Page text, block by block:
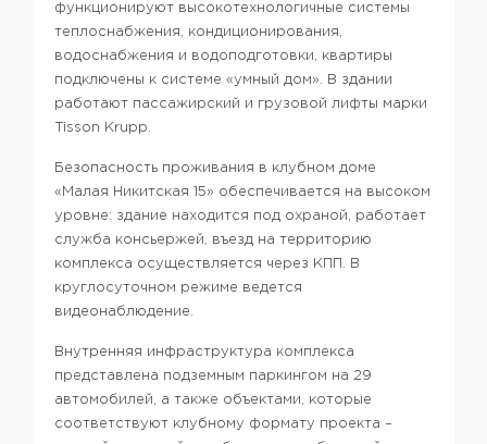
функционируют высокотехнологичные системы
теплоснабжения, кондиционирования,
водоснабжения и водоподготовки, квартиры
подключены к системе «умный дом». В здании
работают пассажирский и грузовой лифты марки
Tisson Krupp.
Безопасность проживания в клубном доме
«Малая Никитская 15» обеспечивается на высоком
уровне: здание находится под охраной, работает
служба консьержей, въезд на территорию
комплекса осуществляется через КПП. В
круглосуточном режиме ведется
видеонаблюдение.
Внутренняя инфраструктура комплекса
представлена подземным паркингом на 29
автомобилей, а также объектами, которые
соответствуют клубному формату проекта –